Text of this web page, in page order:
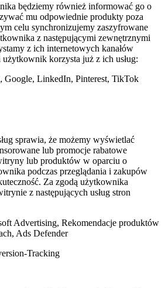
będziemy również informować go o
mu odpowiednie produkty poza
celu synchronizujemy zaszyfrowane
z następującymi zewnętrznymi
z ich internetowych kanałów
korzysta już z ich usług:
Google, LinkedIn, Pinterest, TikTok
sprawia, że możemy wyświetlać
lub promocje rabatowe
lub produktów w oparciu o
podczas przeglądania i zakupów
Za zgodą użytkownika
z następujących usług stron
Advertising, Rekomendacje produktów
Ads Defender
Tracking